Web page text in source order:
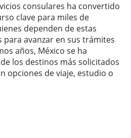
consulares ha convertido
clave para miles de
dependen de estas
para avanzar en sus trámites
años, México se ha
los destinos más solicitados
opciones de viaje, estudio o